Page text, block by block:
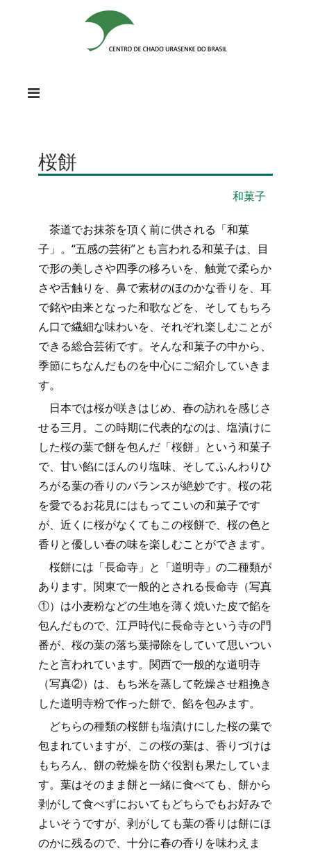
桜餅
和菓子
茶道でお抹茶を頂く前に供される「和菓
子」。“五感の芸術”とも言われる和菓子は、目
で形の美しさや四季の移ろいを、触覚で柔らか
さや舌触りを、鼻で素材のほのかな香りを、耳
で銘や由来となった和歌などを、そしてもちろ
ん口で繊細な味わいを、それぞれ楽しむことが
できる総合芸術です。そんな和菓子の中から、
季節にちなんだものを中心にご紹介していきま
す。
日本では桜が咲きはじめ、春の訪れを感じさ
せる三月。この時期に代表的なのは、塩漬けに
した桜の葉で餅を包んだ「桜餅」という和菓子
で、甘い餡にほんのり塩味、そしてふんわりひ
ろがる葉の香りのバランスが絶妙です。桜の花
を愛でるお花見にはもってこいの和菓子です
が、近くに桜がなくてもこの桜餅で、桜の色と
香りと優しい春の味を楽しむことができます。
桜餅には「長命寺」と「道明寺」の二種類が
あります。関東で一般的とされる長命寺（写真
①）は小麦粉などの生地を薄く焼いた皮で餡を
包んだもので、江戸時代に長命寺という寺の門
番が、桜の葉の落ち葉掃除をしていて思いつい
たと言われています。関西で一般的な道明寺
（写真②）は、もち米を蒸して乾燥させ粗挽き
した道明寺粉で作った餅で、餡を包みます。
どちらの種類の桜餅も塩漬けにした桜の葉で
包まれていますが、この桜の葉は、香りづけは
もちろん、餅の乾燥を防ぐ役割も果たしていま
す。葉はそのまま餅と一緒に食べても、餅から
剥がして食べずにおいてもどちらでもお好みで
よいそうですが、剥がしても葉の香りは餅にほ
のかに残るので、十分に春の香りを味わえま